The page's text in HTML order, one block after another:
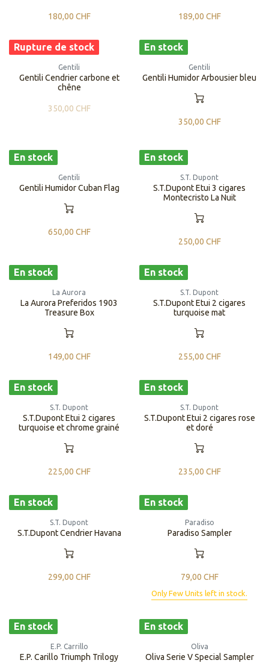
180,00 CHF 189,00 CHF
Rupture de stock
Gentili
Gentili Cendrier carbone et
chêne
350,00 CHF
En stock
Gentili
Gentili ​​Humidor Arbousier bleu
350,00 CHF
En stock
Gentili
​​Gentili Humidor Cuban Flag
650,00 CHF
En stock
S.T. Dupont
S.T.Dupont Etui 3 cigares
Montecristo La Nuit
250,00 CHF
En stock
La Aurora
La Aurora Preferidos 1903
Treasure Box
149,00 CHF
En stock
S.T. Dupont
S.T.Dupont Etui 2 cigares
turquoise mat
255,00 CHF
En stock
S.T. Dupont
S.T.Dupont Etui 2 cigares
turquoise et chrome grainé
225,00 CHF
En stock
S.T. Dupont
S.T.Dupont Etui 2 cigares rose
et doré
235,00 CHF
En stock
S.T. Dupont
S.T.Dupont Cendrier Havana
299,00 CHF
En stock
Paradiso
Paradiso Sampler
79,00 CHF
Only Few Units left in stock.
En stock
E.P. Carrillo
​​E.P. Carillo Triumph Trilogy
En stock
Oliva
Oliva Serie V Special Sampler